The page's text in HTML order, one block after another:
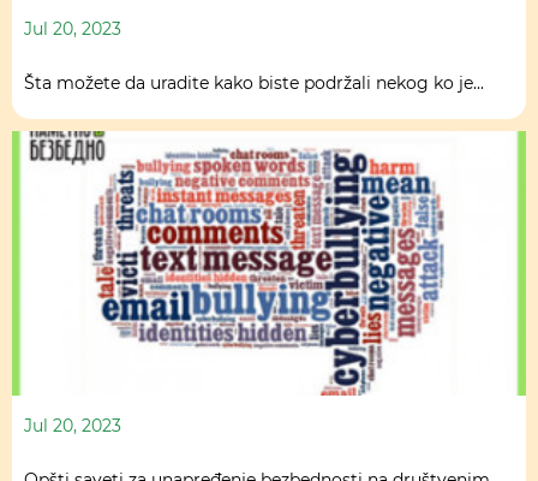
Jul 20, 2023
Šta možete da uradite kako biste podržali nekog ko je...
Jul 20, 2023